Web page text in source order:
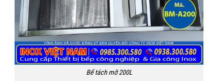
Bể tách mỡ 200L